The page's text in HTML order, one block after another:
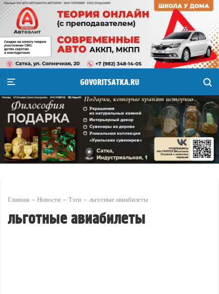
GOVORITSATKA.RU
Главная Новости Тэги льготные авиабилеты
льготные авиабилеты